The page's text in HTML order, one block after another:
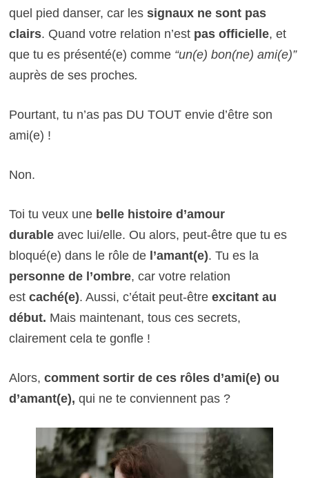
quel pied danser, car les signaux ne sont pas
clairs. Quand votre relation n’est pas officielle, et
que tu es présenté(e) comme “un(e) bon(ne) ami(e)”
auprès de ses proches.
Pourtant, tu n’as pas DU TOUT envie d’être son
ami(e) !
Non.
Toi tu veux une belle histoire d’amour
durableavec lui/elle. Ou alors, peut-être que tu es
bloqué(e) dans le rôle de l’amant(e). Tu es la
personne de l’ombre, car votre relation
est caché(e). Aussi, c’était peut-être excitant au
début. Mais maintenant, tous ces secrets,
clairement cela te gonfle !
Alors, comment sortir de ces rôles d’ami(e) ou
d’amant(e), qui ne te conviennent pas ?